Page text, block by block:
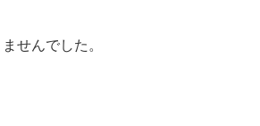
せんでした。